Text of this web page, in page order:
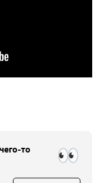
то